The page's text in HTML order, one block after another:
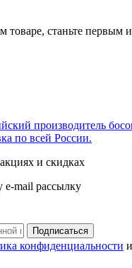
товаре, станьте первым и
и скидках
mail рассылку
Подписаться
конфиденциальности